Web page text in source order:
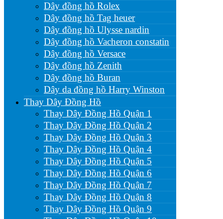
Dây đồng hồ Rolex
Dây đồng hồ Tag heuer
Dây đồng hồ Ulysse nardin
Dây đồng hồ Vacheron constatin
Dây đồng hồ Versace
Dây đồng hồ Zenith
Dây đồng hồ Buran
Dây da đồng hồ Harry Winston
Thay Dây Đồng Hồ
Thay Dây Đồng Hồ Quận 1
Thay Dây Đồng Hồ Quận 2
Thay Dây Đồng Hồ Quận 3
Thay Dây Đồng Hồ Quận 4
Thay Dây Đồng Hồ Quận 5
Thay Dây Đồng Hồ Quận 6
Thay Dây Đồng Hồ Quận 7
Thay Dây Đồng Hồ Quận 8
Thay Dây Đồng Hồ Quận 9